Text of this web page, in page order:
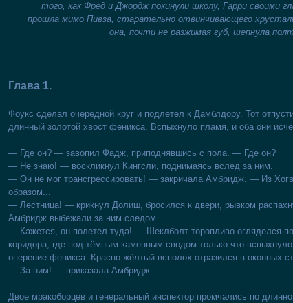
того, как Фред и Джордж покинули школу, Гарри своими
прошла мимо Пивза, старательно отвинчивающего
она, почти не разжимая губ, шепнула
Глава 1.
Фоукс сделал очередной круг и подлетел к Дамблдору. Тот
длинный золотой хвост феникса. Вспыхнуло пламя, и оба они
— Где он? — завопил Фадж, приподнявшись с пола. — Где он?
— Не знаю! — воскликнул Кингсли, поднимаясь вслед за ним.
— Он не мог трансгрессировать! — закричала Амбридж. — Из
образом...
— Лестница! — крикнул Долиш, бросился к двери, рывком
Амбридж выбежали за ним следом.
— Кажется, он полетел туда! — Шеклболт торопливо огляделся
коридора, где под тёмным каменным сводом только что
оперение феникса. Красно-жёлтый всполох отразился в оконных
— За ним! — приказала Амбридж.
Двое мракоборцев и генеральный инспектор промчались по